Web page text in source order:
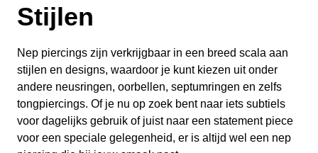
Stijlen
Nep piercings zijn verkrijgbaar in een breed scala aan
stijlen en designs, waardoor je kunt kiezen uit onder
andere neusringen, oorbellen, septumringen en zelfs
tongpiercings. Of je nu op zoek bent naar iets subtiels
voor dagelijks gebruik of juist naar een statement piece
voor een speciale gelegenheid, er is altijd wel een nep